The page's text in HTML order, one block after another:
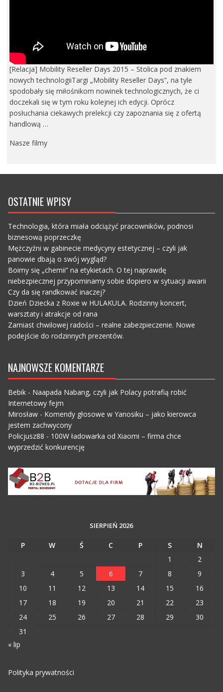
[Relacja] Mobility Reseller Days 2015 – Stolica pod znakiem
nowych technologiiTargi „Mobility Reseller Days”, na tyle
spodobały się miłośnikom nowinek technologicznych, że ci
doczekali się w tym roku kolejnej ich edycji. Oprócz
posłuchania ciekawych prelekcji czy zapoznania się z ofertą
handlową …
Nasze filmy
OSTATNIE WPISY
Technologia, która miała odciążyć pracowników, podnosi
biznesową poprzeczkę
Mężczyźni w gabinecie medycyny estetycznej – czyli jak
panowie dbają o swój wygląd?
Boimy się „chemii” na etykietach. O tej naprawdę
niebezpiecznej przypominamy sobie dopiero w sytuacji awarii
Czy da się randkować inaczej?
Dzień Dziecka z Roxie w HULAKULA. Rodzinny koncert,
warsztaty i atrakcje od rana
Zamiast chwilowej radości – realne zabezpieczenie. Nowe
podejście do rodzinnych prezentów.
NAJNOWSZE KOMENTARZE
Bebik- Naapada Nabang, czyli jak Polacy potrafią robić
Internetowy fejm
Mirosław- Komendy głosowe w Yanosiku – jako kierowca
jestem zachwycony
Policjusz88 - 100W ładowarka od Xiaomi – firma chce
wyprzedzić konkurencję
SIERPIEŃ 2026
P W Ś C P S
N
1
2
3
4 5 6 7 8
9
10
11 12 13 14 15
16
17
18 19 20 21 22
23
24
25 26 27 28 29
30
31
« lip
Polityka prywatności